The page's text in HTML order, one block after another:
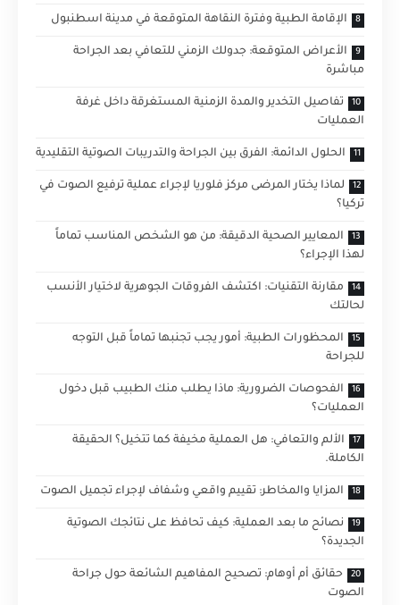
الإقامة الطبية وفترة النقاهة المتوقعة في مدينة اسطنبول
الأعراض المتوقعة: جدولك الزمني للتعافي بعد الجراحة
مباشرة
تفاصيل التخدير والمدة الزمنية المستغرقة داخل غرفة
العمليات
الحلول الدائمة: الفرق بين الجراحة والتدريبات الصوتية التقليدية
لماذا يختار المرضى مركز فلوريا لإجراء عملية ترفيع الصوت في
تركيا؟
المعايير الصحية الدقيقة: من هو الشخص المناسب تماماً
لهذا الإجراء؟
مقارنة التقنيات: اكتشف الفروقات الجوهرية لاختيار الأنسب
لحالتك
المحظورات الطبية: أمور يجب تجنبها تماماً قبل التوجه
للجراحة
الفحوصات الضرورية: ماذا يطلب منك الطبيب قبل دخول
العمليات؟
الألم والتعافي: هل العملية مخيفة كما تتخيل؟ الحقيقة
الكاملة.
المزايا والمخاطر: تقييم واقعي وشفاف لإجراء تجميل الصوت
نصائح ما بعد العملية: كيف تحافظ على نتائجك الصوتية
الجديدة؟
حقائق أم أوهام: تصحيح المفاهيم الشائعة حول جراحة
الصوت